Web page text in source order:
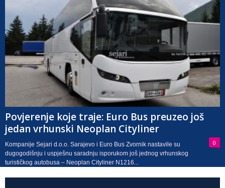
Povjerenje koje traje: Euro Bus preuzeo još
jedan vrhunski Neoplan Cityliner
0
Kompanije Sejari d.o.o. Sarajevo i Euro Bus Zvornik nastavile su
dugogodišnju i uspješnu saradnju isporukom još jednog vrhunskog
turističkog autobusa – Neoplan Cityliner N1216...